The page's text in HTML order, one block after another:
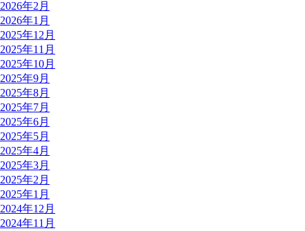
2026年2月
2026年1月
2025年12月
2025年11月
2025年10月
2025年9月
2025年8月
2025年7月
2025年6月
2025年5月
2025年4月
2025年3月
2025年2月
2025年1月
2024年12月
2024年11月